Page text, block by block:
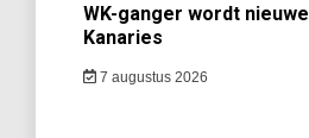
WK-ganger wordt
Kanaries
7 augustus 2026